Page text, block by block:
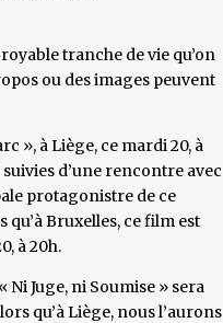
tranche de vie qu’on
ou des images peuvent
», à Liège, ce mardi 20, à
d’une rencontre avec
protagonistre de ce
Bruxelles, ce film est
à 20h.
Juge, ni Soumise » sera
qu’à Liège, nous l’aurons